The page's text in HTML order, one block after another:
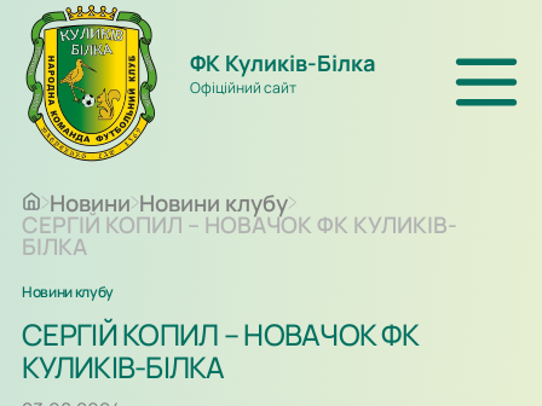
ФК Куликів-Білка
Офіційний сайт
Новини Новини клубу
СЕРГІЙ КОПИЛ – НОВАЧОК ФК КУЛИКІВ-
БІЛКА
Новини клубу
СЕРГІЙ КОПИЛ – НОВАЧОК ФК
КУЛИКІВ-БІЛКА